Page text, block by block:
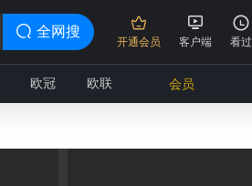
全网搜
开通会员 客户端 看过
欧冠 欧联 会员